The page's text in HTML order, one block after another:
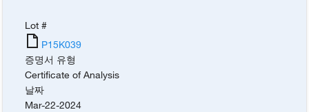
Lot #
P15K039
증명서 유형
Certificate of Analysis
날짜
Mar-22-2024